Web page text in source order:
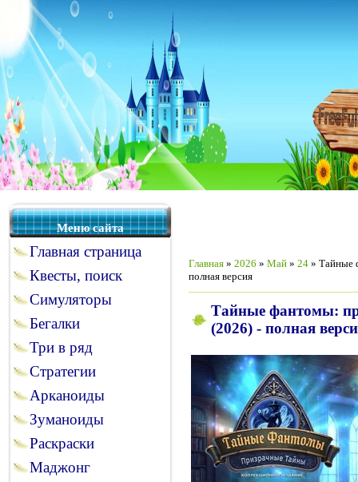
Меню сайта
Главная страница
Квесты, поиск
Симуляторы
Бегалки
Три в ряд
Стратегии
Арканоиды
Зуманоиды
Раскраски
Маджонг
Главная » 2026 » Май » 24 » Тайные
полная версия
Тайные фантомы:
(2026) - полная